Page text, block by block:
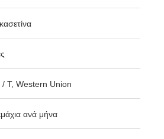
/ T, Western Union
ανά μήνα